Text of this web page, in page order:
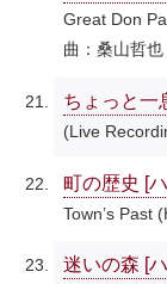
Great Don
曲：桑山哲也
ちょっと一
(Live
町の歴史 [
Town’s Past
迷いの森 [